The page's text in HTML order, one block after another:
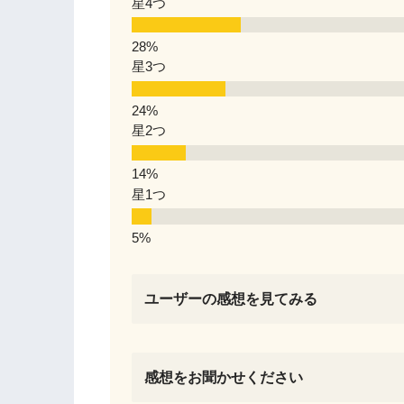
星3つ
星2つ
星1つ
ユーザーの感想を見てみる
初期不良に当たってしまったが、修理
感想をお聞かせください